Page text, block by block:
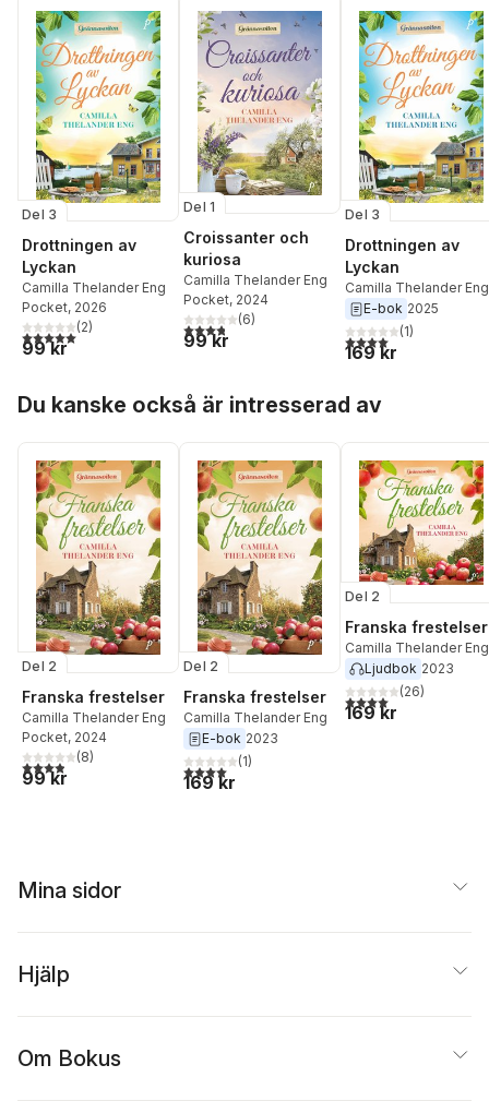
Del 3
Drottningen av
Lyckan
Camilla Thelander Eng
Pocket, 2026
5,0utav 5 stjärnor. Totalt antal röster:
(2)
99 kr
Del 1
Croissanter och
kuriosa
Camilla Thelander Eng
Pocket, 2024
3,8utav 5 stjärnor. Totalt antal röster:
(6)
99 kr
Del 3
Drottningen av
Lyckan
Camilla Thelander Eng
E-bok 2025
4,0utav 5 stjärnor.
(1)
169 kr
Du kanske också är intresserad av
Del 2
Franska frestelser
Camilla Thelander Eng
Pocket, 2024
3,9utav 5 stjärnor. Totalt antal röster:
(8)
99 kr
Del 2
Franska frestelser
Camilla Thelander Eng
E-bok 2023
4,0utav 5 stjärnor. Totalt antal röster:
(1)
169 kr
Del 2
Franska frestelser
Camilla Thelander Eng
Ljudbok 2023
4,0utav 5 stjärnor.
(26)
169 kr
Mina sidor
Hjälp
Om Bokus